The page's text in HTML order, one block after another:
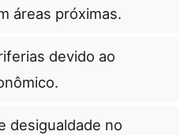
áreas próximas.
devido ao
desigualdade no